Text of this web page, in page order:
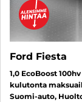
Ford Fiesta
1,0 EcoBoost
kulutonta
Suomi-auto,